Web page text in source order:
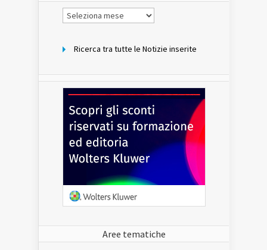
Notizie
per
Ricerca tra tutte le Notizie inserite
Aree tematiche